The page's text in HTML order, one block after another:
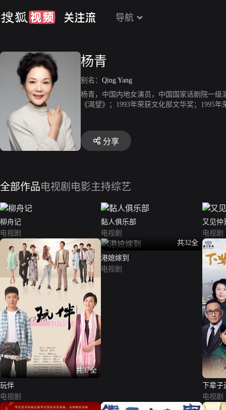
导航
杨青
别名： Qing Yang
杨青，中国内地女演员，中国国家话剧院一级
《渴望》；1993年荣获文化部文华奖；1995
视剧《八零九零》。
分享
全部作品电视剧 电影主持综艺
柳舟记
电视剧
黏人俱乐部
电视剧
又见仲
电视剧
共37全
玩伴
电视剧
共32全
港媳嫁到
电视剧
下辈子
电视剧